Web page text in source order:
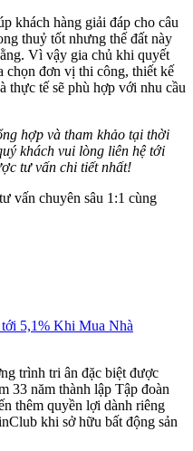
khách hàng giải đáp cho câu
thuỷ tốt nhưng thế đất này
Vì vậy gia chủ khi quyết
chọn đơn vị thi công, thiết kế
thực tế sẽ phù hợp với nhu cầu
hợp và tham khảo tại thời
khách vui lòng liên hệ tới
tư vấn chi tiết nhất!
vấn chuyên sâu 1:1 cùng
5,1% Khi Mua Nhà
trình tri ân đặc biệt được
33 năm thành lập Tập đoàn
thêm quyền lợi dành riêng
khi sở hữu bất động sản